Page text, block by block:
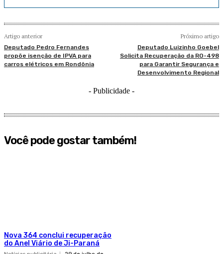
Artigo anterior
Deputado Pedro Fernandes
propõe isenção de IPVA para
carros elétricos em Rondônia
Próximo artigo
Deputado Luizinho Goebel
Solicita Recuperação da RO-498
para Garantir Segurança e
Desenvolvimento Regional
- Publicidade -
Você pode gostar também!
Nova 364 conclui recuperação
do Anel Viário de Ji-Paraná